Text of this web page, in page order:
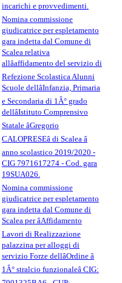
incarichi e provvedimenti.
Nomina commissione
giudicatrice per espletamento
gara indetta dal Comune di
Scalea relativa
allâaffidamento del servizio di
Refezione Scolastica Alunni
Scuole dellâInfanzia, Primaria
e Secondaria di 1Â° grado
dellâIstituto Comprensivo
Statale âGregorio
CALOPRESEâ di Scalea â
anno scolastico 2019/2020 -
CIG 7971617274 - Cod. gara
19SUA026.
Nomina commissione
giudicatrice per espletamento
gara indetta dal Comune di
Scalea per âAffidamento
Lavori di Realizzazione
palazzina per alloggi di
servizio Forze dellâOrdine â
1Â° stralcio funzionaleâ CIG: